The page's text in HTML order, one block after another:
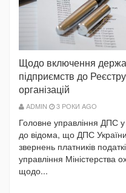
Щодо включення
підприємств до
організацій
ADMIN 3 РОКИ AGO
Головне управління ДПС у
до відома, що ДПС
звернень платників
управління Міністерства
щодо...